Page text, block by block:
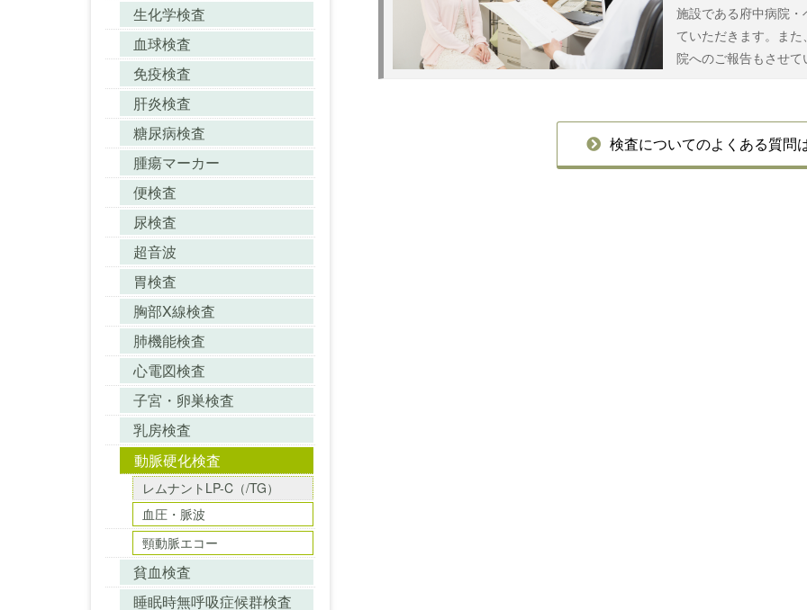
施設である府中病院
ていただきます。ま
院へのご報告もさせ
検査についてのよくある質問
生化学検査
血球検査
免疫検査
肝炎検査
糖尿病検査
腫瘍マーカー
便検査
尿検査
超音波
胃検査
胸部X線検査
肺機能検査
心電図検査
子宮・卵巣検査
乳房検査
動脈硬化検査
レムナントLP-C（/TG）
血圧・脈波
頸動脈エコー
貧血検査
睡眠時無呼吸症候群検査